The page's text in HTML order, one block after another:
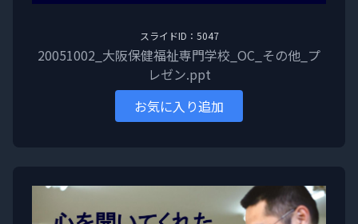
スライドID：5047
20051002_大阪保健福祉専門学校_OC_その他_プ
レゼン.ppt
お気に入り追加